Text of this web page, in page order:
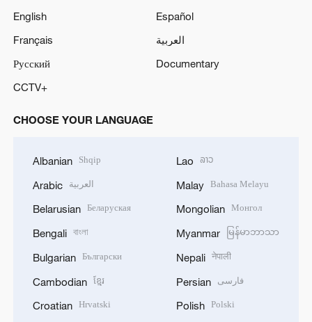
English
Español
Français
العربية
Русский
Documentary
CCTV+
CHOOSE YOUR LANGUAGE
Albanian Shqip
Arabic العربية
Belarusian Беларуская
Bengali বাংলা
Bulgarian Български
Cambodian ខ្មែរ
Croatian Hrvatski
Lao ລາວ
Malay Bahasa Melayu
Mongolian Монгол
Myanmar မြန်မာဘာသာ
Nepali नेपाली
Persian فارسی
Polish Polski